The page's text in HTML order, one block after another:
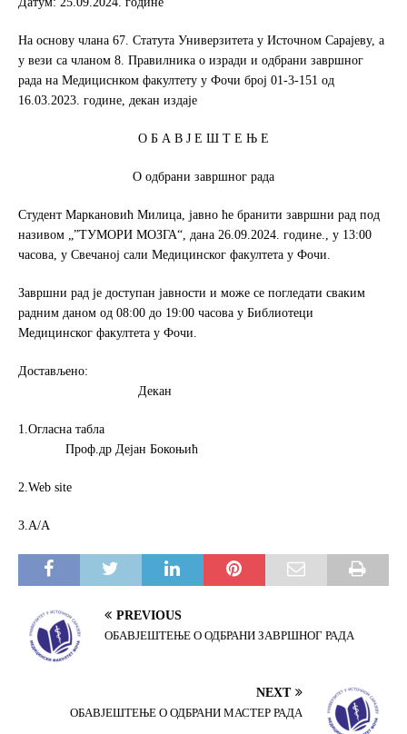
o
k
r
На основу члана 67. Статута Универзитета у Источном Сарајеву, а
у вези са чланом 8. Правилника о изради и одбрани завршног
рада на Медициснком факултету у Фочи број 01-3-151 од
16.03.2023. године, декан издаје
О Б А В Ј Е Ш Т Е Њ Е
О одбрани завршног рада
Студент Маркановић Милица, јавно ће бранити завршни рад под
називом „”ТУМОРИ МОЗГА“, дана 26.09.2024. године., у 13:00
часова, у Свечаној сали Медицинског факултета у Фочи.
Завршни рад је доступан јавности и може се погледати сваким
радним даном од 08:00 до 19:00 часова у Библиотеци
Медицинског факултета у Фочи.
Достављено:
Декан
1.Огласна табла
Проф.др Дејан Бокоњић
2.Web site
3.А/А
PREVIOUS
ОБАВЈЕШТЕЊЕ О ОДБРАНИ ЗАВРШНОГ РАДА
NEXT
ОБАВЈЕШТЕЊЕ О ОДБРАНИ МАСТЕР РАДА